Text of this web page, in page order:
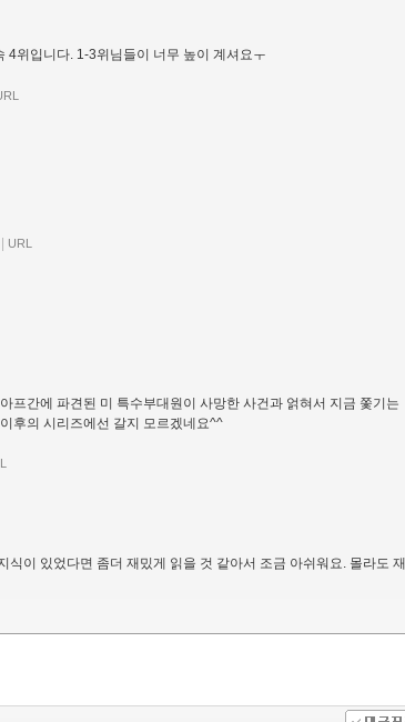
위입니다. 1-3위님들이 너무 높이 계셔요ㅜ
URL
프간에 파견된 미 특수부대원이 사망한 사건과 얽혀서 지금 쫓기는
후의 시리즈에선 갈지 모르겠네요^^
식이 있었다면 좀더 재밌게 읽을 것 같아서 조금 아쉬워요. 몰라도 재